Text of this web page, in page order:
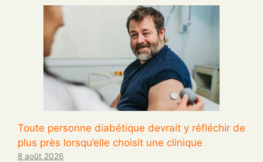
Toute personne diabétique devrait y réfléchir de
plus près lorsqu’elle choisit une clinique
8 août 2026